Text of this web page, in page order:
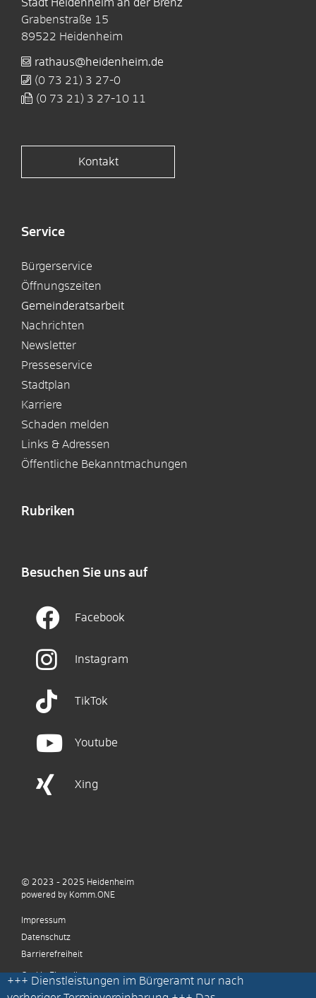
Stadt Heidenheim an der Brenz
Grabenstraße 15
89522 Heidenheim
rathaus@heidenheim.de
(0 73 21) 3 27-0
(0 73 21) 3 27-10 11
Kontakt
Service
Bürgerservice
Öffnungszeiten
Gemeinderatsarbeit
Nachrichten
Newsletter
Presseservice
Stadtplan
Karriere
Schaden melden
Links & Adressen
Öffentliche Bekanntmachungen
Rubriken
Besuchen Sie uns auf
Facebook
Instagram
TikTok
Youtube
Xing
+++ Dienstleistungen im Bürgeramt nur nach
© 2023 - 2025 Heidenheim
powered by Komm.ONE
Impressum
Datenschutz
Barrierefreiheit
Cookie Einstellungen